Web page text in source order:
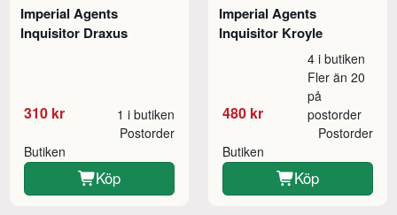
Imperial Agents
Inquisitor Draxus
310 kr 1 i butiken
Butiken
Postorder
Köp
Imperial Agents
Inquisitor Kroyle
480 kr
4 i butiken
Fler än 20
på
postorder
Butiken
Postorder
Köp